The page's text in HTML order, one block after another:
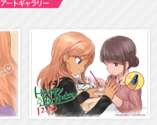
アートギャラリー